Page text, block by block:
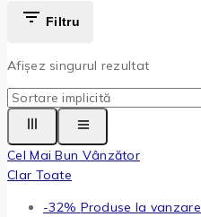
Filtru
Afișez singurul rezultat
Cel Mai Bun Vânzător
Clar Toate
-32% Produse la vanzare